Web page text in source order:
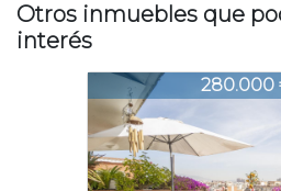
Otros inmuebles que
interés
2484-2484280.000